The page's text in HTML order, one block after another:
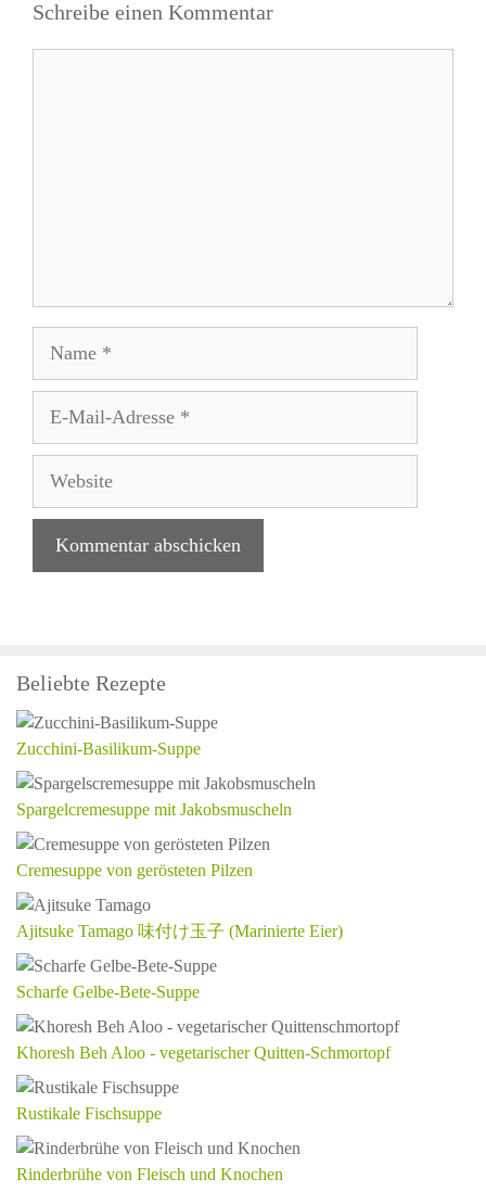
Schreibe einen Kommentar
Adresse
Beliebte Rezepte
Zucchini-Basilikum-Suppe
Spargelcremesuppe mit Jakobsmuscheln
Cremesuppe von gerösteten Pilzen
Ajitsuke Tamago 味付け玉子 (Marinierte Eier)
Scharfe Gelbe-Bete-Suppe
Khoresh Beh Aloo - vegetarischer Quitten-Schmortopf
Rustikale Fischsuppe
Rinderbrühe von Fleisch und Knochen